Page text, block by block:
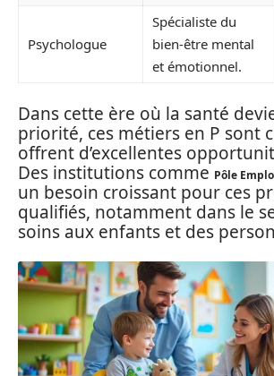
Psychologue
Spécialiste du
bien-être mental
et émotionnel.
Dans cette ère où la santé
priorité, ces métiers en P sont
offrent d’excellentes
Des institutions comme Pôle
un besoin croissant pour ces
qualifiés, notamment dans le
soins aux enfants et des